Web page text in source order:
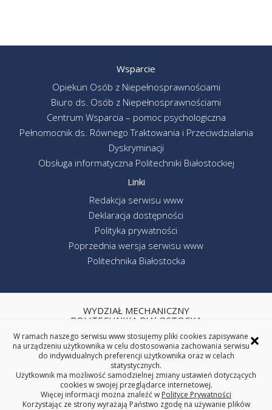
Wsparcie
Opiekun Osób z Niepełnosprawnościami
Biuro ds. Osób z Niepełnosprawnościami
Centrum Wsparcia – pomoc psychologiczna
Pełnomocnik ds. Równego Traktowania i Przeciwdziałania
Dyskryminacji
Obsługa informatyczna Politechniki Białostockiej
Linki
Redakcja serwisu www
Deklaracja dostępności
Polityka prywatności
Poprzednia wersja serwisu www
Politechnika Białostocka
WYDZIAŁ MECHANICZNY
POLITECHNIKA BIAŁOSTOCKA
ul. Wiejska 45C, 15-351 Białystok
tel. centrala (85) 746-92-00
REGON: 000001672 NIP: 542-020-87-21
×
W ramach naszego serwisu www stosujemy pliki cookies zapisywane
na urządzeniu użytkownika w celu dostosowania zachowania serwisu
do indywidualnych preferencji użytkownika oraz w celach
statystycznych.
Użytkownik ma możliwość samodzielnej zmiany ustawień dotyczących
cookies w swojej przeglądarce internetowej.
Więcej informacji można znaleźć w Polityce Prywatności
Korzystając ze strony wyrażają Państwo zgodę na używanie plików